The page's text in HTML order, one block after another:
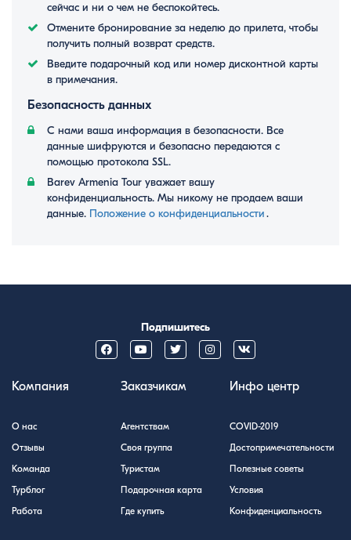
сейчас и ни о чем не беспокойтесь.
Отмените бронирование за неделю до прилета, чтобы
получить полный возврат средств.
Введите подарочный код или номер дисконтной карты
в примечания.
Безопасность данных
С нами ваша информация в безопасности. Все
данные шифруются и безопасно передаются с
помощью протокола SSL.
Barev Armenia Tour уважает вашу
конфиденциальность. Мы никому не продаем ваши
данные. Положение о конфиденциальности․
Подпишитесь
Компания
О нас
Отзывы
Команда
Турблог
Работа
Заказчикам
Агентствам
Своя группа
Туристам
Подарочная карта
Где купить
Инфо центр
COVID-2019
Достопримечательности
Полезные советы
Условия
Конфиденциальность